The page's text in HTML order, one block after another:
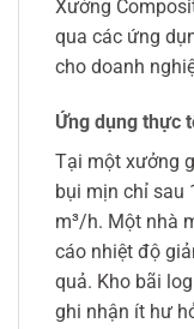
Xưởng
qua các ứng
cho doanh
Ứng dụng thực
Tại một xưởng
bụi mịn chỉ sau
m³/h. Một nhà
cáo nhiệt độ
quả. Kho bãi
ghi nhận ít hư